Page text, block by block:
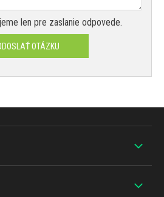
len pre zaslanie odpovede.
OTÁZKU